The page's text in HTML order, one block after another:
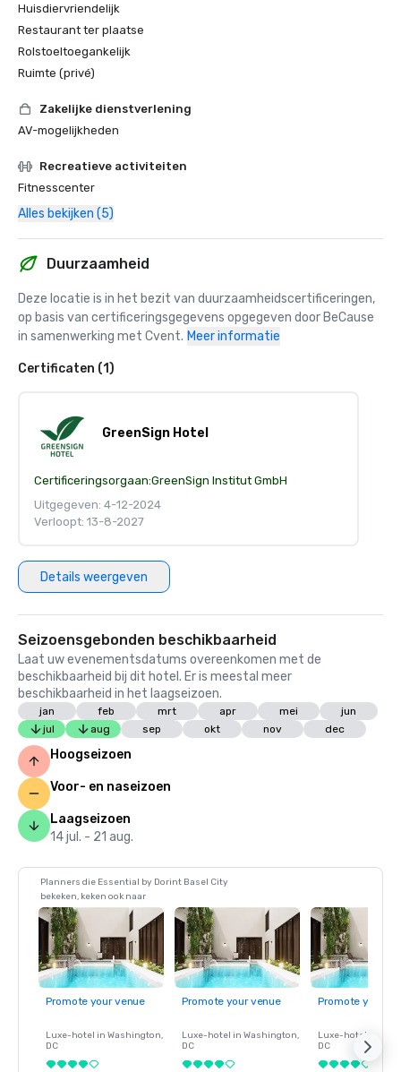
Huisdiervriendelijk
Restaurant ter plaatse
Rolstoeltoegankelijk
Ruimte (privé)
Zakelijke dienstverlening
AV-mogelijkheden
Recreatieve activiteiten
Fitnesscenter
Alles bekijken (5)
Duurzaamheid
Deze locatie is in het bezit van duurzaamheidscertificeringen,
op basis van certificeringsgegevens opgegeven door BeCause
in samenwerking met Cvent. Meer informatie
Certificaten (1)
GreenSign Hotel
Certificeringsorgaan:GreenSign Institut GmbH
Uitgegeven: 4-12-2024
Verloopt: 13-8-2027
Details weergeven
Seizoensgebonden beschikbaarheid
Laat uw evenementsdatums overeenkomen met de
beschikbaarheid bij dit hotel. Er is meestal meer
beschikbaarheid in het laagseizoen.
jan feb mrt apr mei
jun
jul
aug sep okt nov dec
Hoogseizoen
Voor- en naseizoen
Laagseizoen
14 jul. - 21 aug.
Planners die Essential by Dorint Basel City
bekeken, keken ook naar
Promote your venue
Luxe-hotel in Washington,
DC
Promote your venue
Luxe-hotel in Washington,
DC
Promote your
Luxe-hotel in
DC